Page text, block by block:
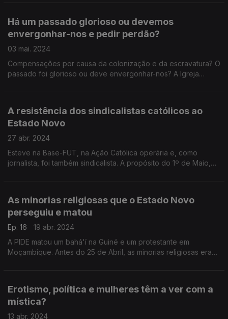
Há um passado glorioso ou devemos
envergonhar-nos e pedir perdão?
03 mai. 2024
Compensações por causa da colonização e da escravatura? O
passado foi glorioso ou deve envergonhar-nos? A Igreja
A resistência dos sindicalistas católicos ao
Estado Novo
27 abr. 2024
Esteve na Base-FUT, na Ação Católica operária e, como
jornalista, foi também sindicalista. A propósito do 1º de Maio,
As minorias religiosas que o Estado Novo
perseguiu e matou
Ep. 16
19 abr. 2024
A PIDE matou um bahá'í na Guiné e um protestante em
Moçambique. Antes do 25 de Abril, as minorias religiosas eram
Erotismo, política e mulheres têm a ver com a
mística?
13 abr. 2024